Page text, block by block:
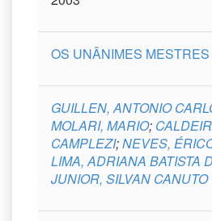
OS UNÂNIMES
GUILLEN, ANTONIO
MOLARI, MARIO;
CAMPLEZI;NEVES,
LIMA, ADRIANA BATISTA
JUNIOR, SILVAN CANUTO